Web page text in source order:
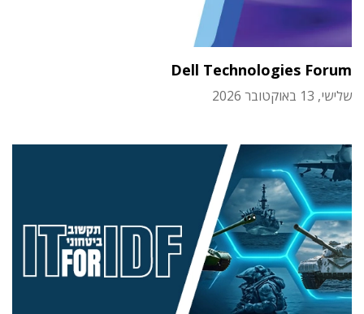
Dell Technologies Forum
שלישי, 13 באוקטובר 2026